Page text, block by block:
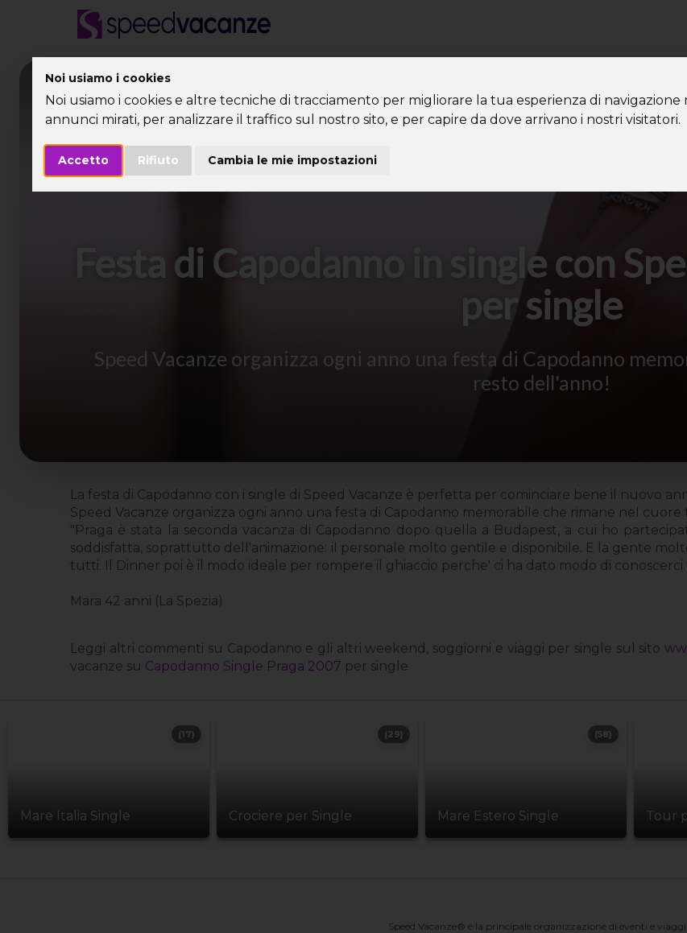
Noi usiamo i cookies
Noi usiamo i cookies e altre tecniche di tracciamento per migliorare la tua esperienza di
annunci mirati, per analizzare il traffico sul nostro sito, e per capire da dove arrivano i nostri visitatori.
Accetto Rifiuto Cambia le mie impostazioni
Festa di Capodanno in single con
per single
Speed Vacanze organizza ogni anno una festa di Capodanno
resto dell'anno!
La festa di Capodanno con i single di Speed Vacanze è perfetta per cominciare bene il nuovo
Speed Vacanze organizza ogni anno una festa di Capodanno memorabile che rimane nel
"Praga è stata la seconda vacanza di Capodanno dopo quella a Budapest, a cui ho
soddisfatta, soprattutto dell'animazione: il personale molto gentile e disponibile. E la gente
tutti. Il Dinner poi è il modo ideale per rompere il ghiaccio perche' ci ha dato modo di
Mara 42 anni (La Spezia)
Leggi altri commenti su Capodanno e gli altri weekend, soggiorni e viaggi per single sul sito
vacanze su Capodanno Single Praga 2007 per single
Mare Italia Single
(17)
Crociere per Single
(29)
Mare Estero Single
(58)
Tour
Speed Vacanze® è la principale organizzazione di eventi e